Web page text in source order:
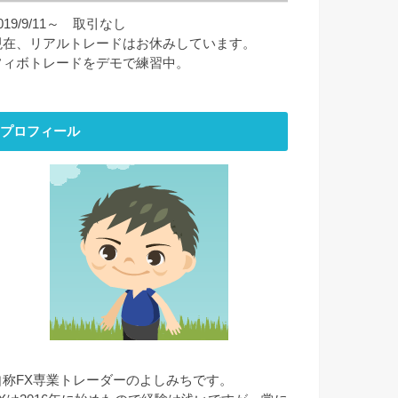
9/11～ 取引なし
在、リアルトレードはお休みしています。
ィボトレードをデモで練習中。
プロフィール
称FX専業トレーダーのよしみちです。